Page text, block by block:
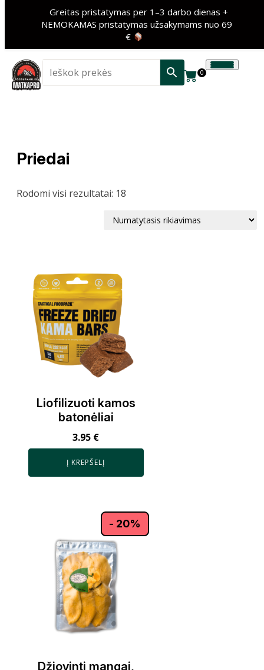
0
Priedai
Rodomi visi rezultatai: 18
Liofilizuoti kamos
batonėliai
3.95 €
Į KREPŠELĮ
- 20%
Džiovinti mangai,
Greitas pristatymas per 1–3 darbo dienas +
NEMOKAMAS pristatymas užsakymams nuo 69
€